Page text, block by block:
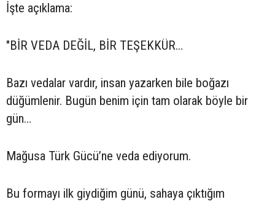
İşte açıklama:
"BİR VEDA DEĞİL, BİR TEŞEKKÜR…
Bazı vedalar vardır, insan yazarken bile boğazı
düğümlenir. Bugün benim için tam olarak böyle bir
gün…
Mağusa Türk Gücü’ne veda ediyorum.
Bu formayı ilk giydiğim günü, sahaya çıktığım